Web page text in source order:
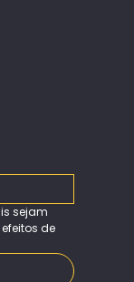
sejam
de